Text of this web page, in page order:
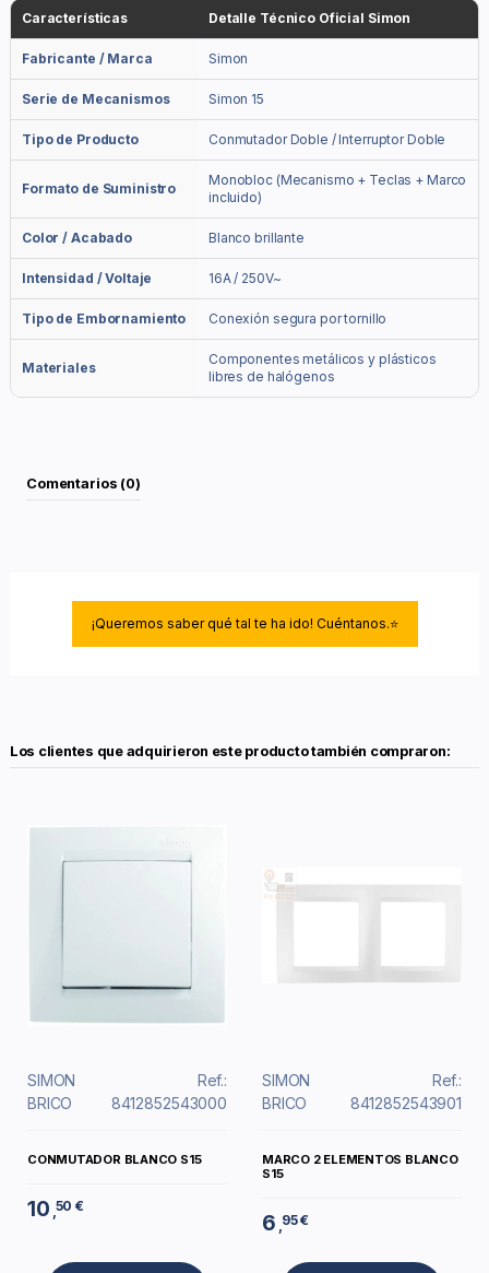
Características Detalle Técnico Oficial Simon
Fabricante / Marca Simon
Serie de Mecanismos Simon 15
Tipo de Producto Conmutador Doble / Interruptor Doble
Formato de Suministro
Monobloc (Mecanismo + Teclas + Marco
incluido)
Color / Acabado Blanco brillante
Intensidad / Voltaje 16A / 250V~
Tipo de Embornamiento Conexión segura por tornillo
Materiales
Componentes metálicos y plásticos
libres de halógenos
Comentarios (0)
¡Queremos saber qué tal te ha ido! Cuéntanos.⭐
Los clientes que adquirieron este producto también compraron:
SIMON
BRICO
Ref.:
8412852543000
CONMUTADOR BLANCO S15
10 ,50 €
SIMON
BRICO
Ref.:
8412852543901
MARCO 2 ELEMENTOS BLANCO
S15
6 ,95 €